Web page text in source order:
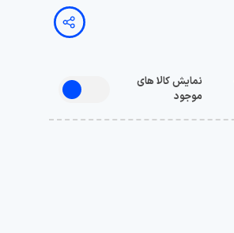
نمایش کالا های
موجود